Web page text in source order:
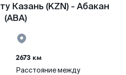
Казань (KZN) - Абакан
(ABA)
2673 км
Расстояние между